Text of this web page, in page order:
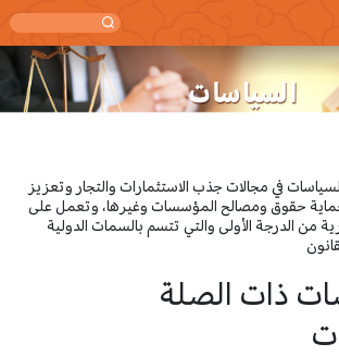
في مجالات جذب الاستثمارات والتجار وتعزيز
حقوق ومصالح المؤسسات وغيرها، وتعمل على
من الدرجة الأولى والتي تتسم بالسمات الدولية
ذات الصلة